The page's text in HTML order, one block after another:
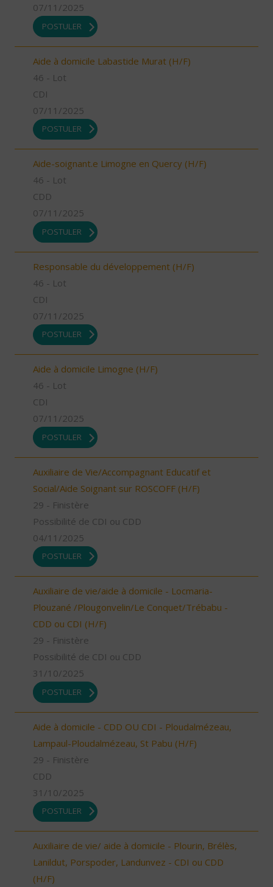
07/11/2025
POSTULER
Aide à domicile Labastide Murat (H/F)
46 - Lot
CDI
07/11/2025
POSTULER
Aide-soignant.e Limogne en Quercy (H/F)
46 - Lot
CDD
07/11/2025
POSTULER
Responsable du développement (H/F)
46 - Lot
CDI
07/11/2025
POSTULER
Aide à domicile Limogne (H/F)
46 - Lot
CDI
07/11/2025
POSTULER
Auxiliaire de Vie/Accompagnant Educatif et
Social/Aide Soignant sur ROSCOFF (H/F)
29 - Finistère
Possibilité de CDI ou CDD
04/11/2025
POSTULER
Auxiliaire de vie/aide à domicile - Locmaria-
Plouzané /Plougonvelin/Le Conquet/Trébabu -
CDD ou CDI (H/F)
29 - Finistère
Possibilité de CDI ou CDD
31/10/2025
POSTULER
Aide à domicile - CDD OU CDI - Ploudalmézeau,
Lampaul-Ploudalmézeau, St Pabu (H/F)
29 - Finistère
CDD
31/10/2025
POSTULER
Auxiliaire de vie/ aide à domicile - Plourin, Brélès,
Lanildut, Porspoder, Landunvez - CDI ou CDD
(H/F)